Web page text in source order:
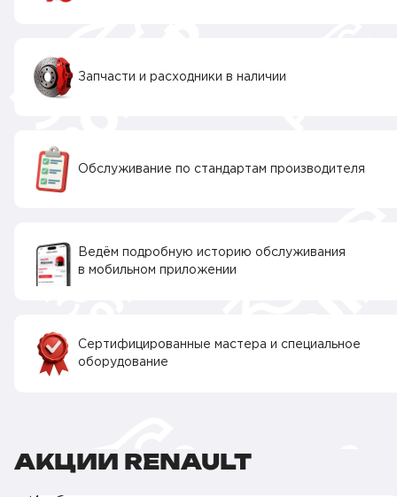
Запчасти и расходники в наличии
Обслуживание по стандартам производителя
Ведём подробную историю обслуживания
в мобильном приложении
Сертифицированные мастера и специальное
оборудование
АКЦИИ RENAULT